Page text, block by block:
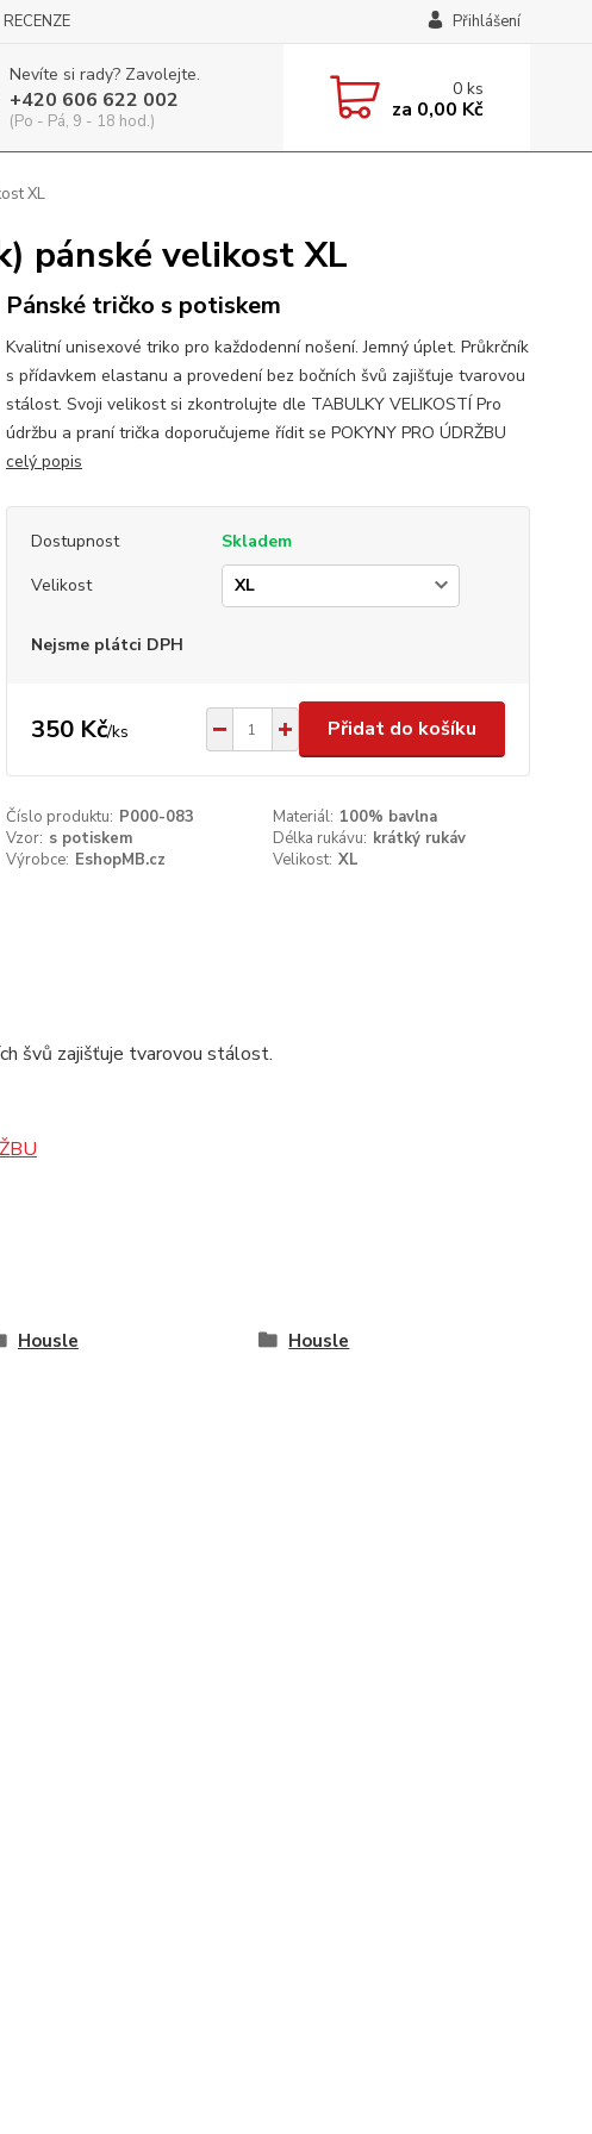
RECENZE Přihlášení
Nevíte si rady? Zavolejte.
+420 606 622 002
(Po - Pá, 9 - 18 hod.)
0ks
za 0,00 Kč
XL
pánské velikost XL
Pánské tričko s potiskem
Kvalitní unisexové triko pro každodenní nošení. Jemný úplet. Průkrčník
s přídavkem elastanu a provedení bez bočních švů zajišťuje tvarovou
stálost. Svoji velikost si zkontrolujte dle TABULKY VELIKOSTÍ Pro
údržbu a praní trička doporučujeme řídit se POKYNY PRO ÚDRŽBU
celý popis
Dostupnost
Skladem
Velikost
Nejsme plátci DPH
350 Kč/ks Přidat do košíku
Číslo produktu: P000-083 Materiál: 100% bavlna
Vzor: s potiskem Délka rukávu: krátký rukáv
Výrobce: EshopMB.cz Velikost: XL
švů zajišťuje tvarovou stálost.
Housle Housle